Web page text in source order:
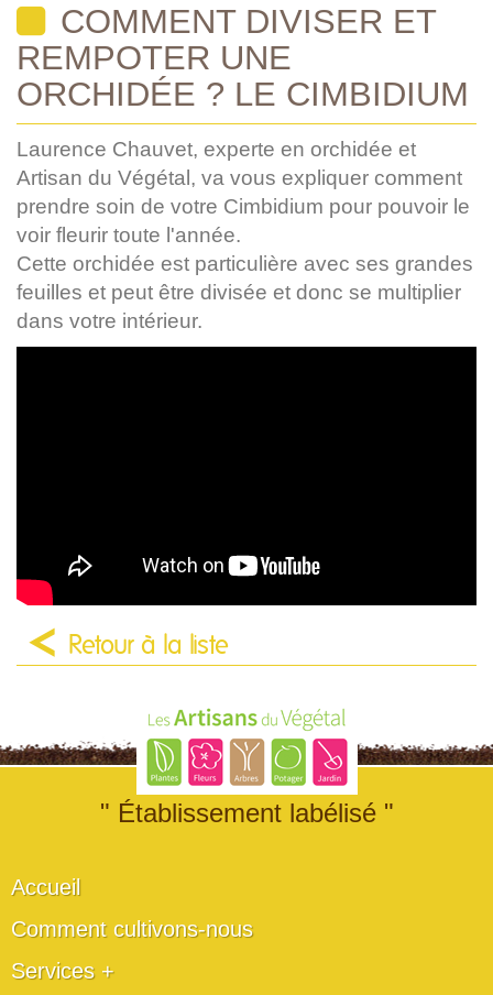
COMMENT DIVISER ET
REMPOTER UNE
ORCHIDÉE ? LE CIMBIDIUM
Laurence Chauvet, experte en orchidée et
Artisan du Végétal, va vous expliquer comment
prendre soin de votre Cimbidium pour pouvoir le
voir fleurir toute l'année.
Cette orchidée est particulière avec ses grandes
feuilles et peut être divisée et donc se multiplier
dans votre intérieur.
Retour à la liste
" Établissement labélisé "
Accueil
Comment cultivons-nous
Services +